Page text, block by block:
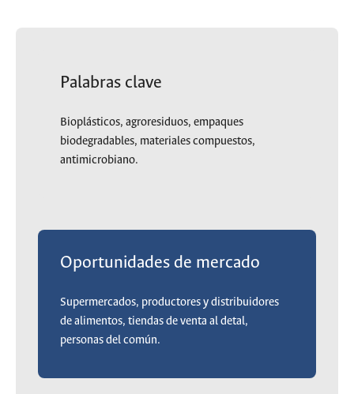
Palabras clave
Bioplásticos, agroresiduos, empaques
biodegradables, materiales compuestos,
antimicrobiano.
Oportunidades de mercado
Supermercados, productores y distribuidores
de alimentos, tiendas de venta al detal,
personas del común.